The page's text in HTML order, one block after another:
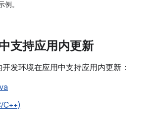
。
支持应用内更新
发环境在应用中支持应用内更新：
C++)